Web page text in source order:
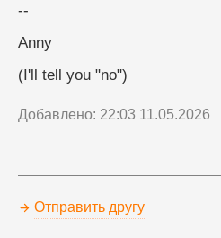
--
Anny
(I'll tell you "no")
Добавлено: 22:03 11.05.2026
Отправить другу